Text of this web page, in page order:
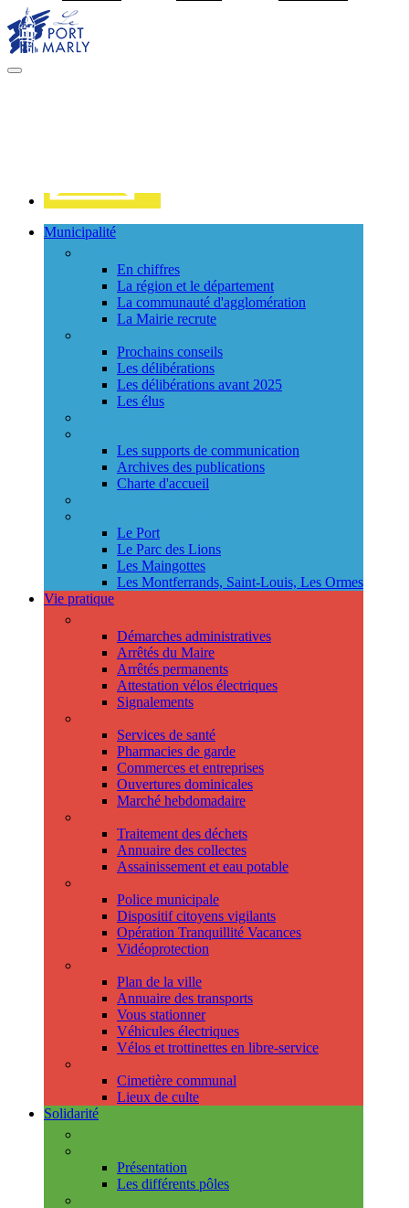
MENU
Municipalité
En chiffres
La région et le département
La communauté d'agglomération
La Mairie recrute
Prochains conseils
Les délibérations
Les délibérations avant 2025
Les élus
Les supports de communication
Archives des publications
Charte d'accueil
Le Port
Le Parc des Lions
Les Maingottes
Les Montferrands, Saint-Louis, Les Ormes
Vie pratique
Démarches administratives
Arrêtés du Maire
Arrêtés permanents
Attestation vélos électriques
Signalements
Services de santé
Pharmacies de garde
Commerces et entreprises
Ouvertures dominicales
Marché hebdomadaire
Traitement des déchets
Annuaire des collectes
Assainissement et eau potable
Police municipale
Dispositif citoyens vigilants
Opération Tranquillité Vacances
Vidéoprotection
Plan de la ville
Annuaire des transports
Vous stationner
Véhicules électriques
Vélos et trottinettes en libre-service
Cimetière communal
Lieux de culte
Solidarité
Présentation
Les différents pôles